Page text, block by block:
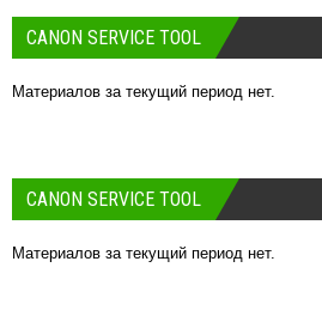
CANON SERVICE TOOL
Материалов за текущий период нет.
CANON SERVICE TOOL
Материалов за текущий период нет.